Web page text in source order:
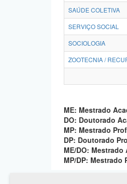
SAÚDE COLETIVA
SERVIÇO SOCIAL
SOCIOLOGIA
ZOOTECNIA /
ME: Mestrado
DO: Doutorado
MP: Mestrado
DP: Doutorado
ME/DO:
MP/DP: